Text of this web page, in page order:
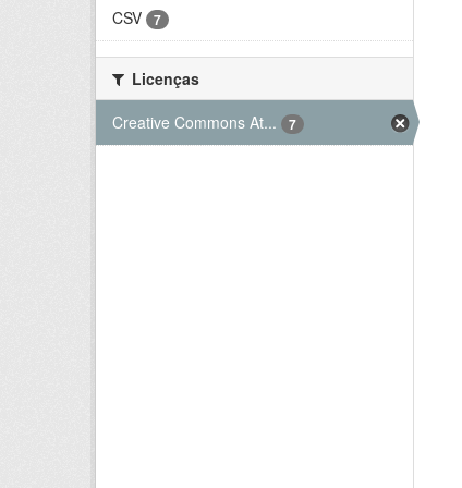
CSV 7
Licenças
Creative Commons At...
7